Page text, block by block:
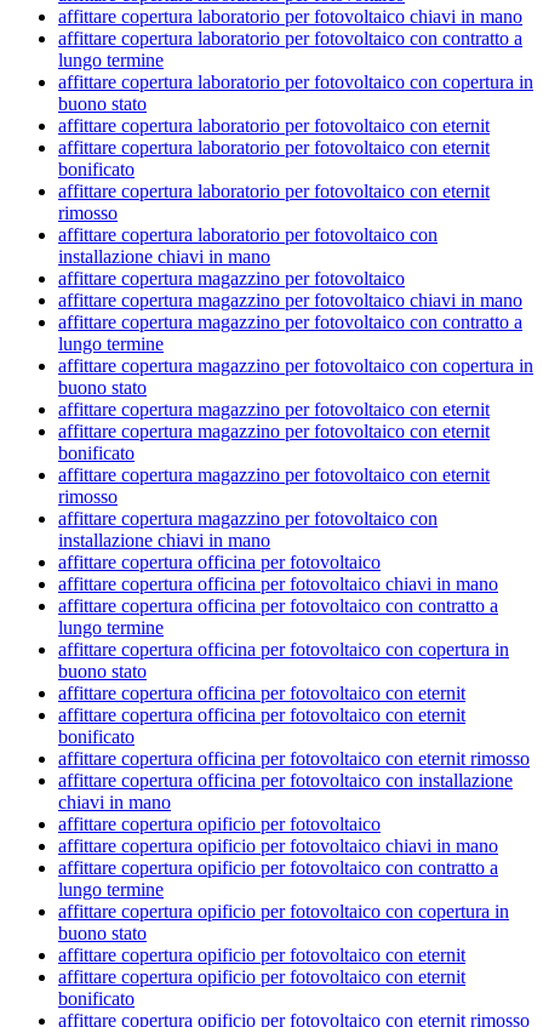
affittare copertura laboratorio per fotovoltaico chiavi in mano
affittare copertura laboratorio per fotovoltaico con contratto a
lungo termine
affittare copertura laboratorio per fotovoltaico con copertura in
buono stato
affittare copertura laboratorio per fotovoltaico con eternit
affittare copertura laboratorio per fotovoltaico con eternit
bonificato
affittare copertura laboratorio per fotovoltaico con eternit
rimosso
affittare copertura laboratorio per fotovoltaico con
installazione chiavi in mano
affittare copertura magazzino per fotovoltaico
affittare copertura magazzino per fotovoltaico chiavi in mano
affittare copertura magazzino per fotovoltaico con contratto a
lungo termine
affittare copertura magazzino per fotovoltaico con copertura in
buono stato
affittare copertura magazzino per fotovoltaico con eternit
affittare copertura magazzino per fotovoltaico con eternit
bonificato
affittare copertura magazzino per fotovoltaico con eternit
rimosso
affittare copertura magazzino per fotovoltaico con
installazione chiavi in mano
affittare copertura officina per fotovoltaico
affittare copertura officina per fotovoltaico chiavi in mano
affittare copertura officina per fotovoltaico con contratto a
lungo termine
affittare copertura officina per fotovoltaico con copertura in
buono stato
affittare copertura officina per fotovoltaico con eternit
affittare copertura officina per fotovoltaico con eternit
bonificato
affittare copertura officina per fotovoltaico con eternit rimosso
affittare copertura officina per fotovoltaico con installazione
chiavi in mano
affittare copertura opificio per fotovoltaico
affittare copertura opificio per fotovoltaico chiavi in mano
affittare copertura opificio per fotovoltaico con contratto a
lungo termine
affittare copertura opificio per fotovoltaico con copertura in
buono stato
affittare copertura opificio per fotovoltaico con eternit
affittare copertura opificio per fotovoltaico con eternit
bonificato
affittare copertura opificio per fotovoltaico con eternit rimosso